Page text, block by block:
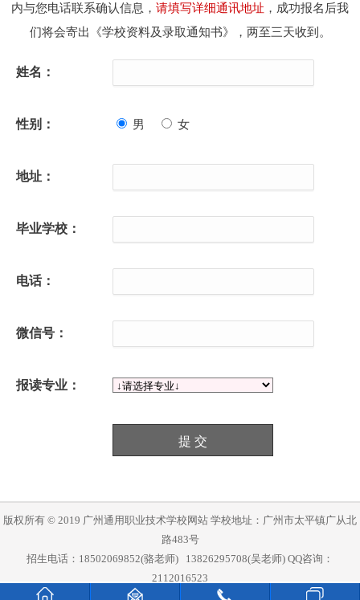
内与您电话联系确认信息， 请填写详细通讯地址 ，成功报名后我
们将会寄出《学校资料及录取通知书》，两至三天收到。
姓名：
性别： 男 女
地址：
毕业学校：
电话：
微信号：
报读专业：
版权所有 © 2019 广州通用职业技术学校网站 学校地址：广州市太平镇广从北
路483号
招生电话： 18502069852(骆老师) 13826295708(吴老师) QQ咨询：
2112016523